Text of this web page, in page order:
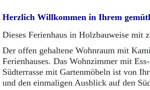
Herzlich Willkommen in Ihrem
Dieses Ferienhaus in Holzbauweise mit
Der offen gehaltene Wohnraum mit
Ferienhauses. Das Wohnzimmer mit
Südterrasse mit Gartenmöbeln ist von
und den einmaligen Ausblick auf den